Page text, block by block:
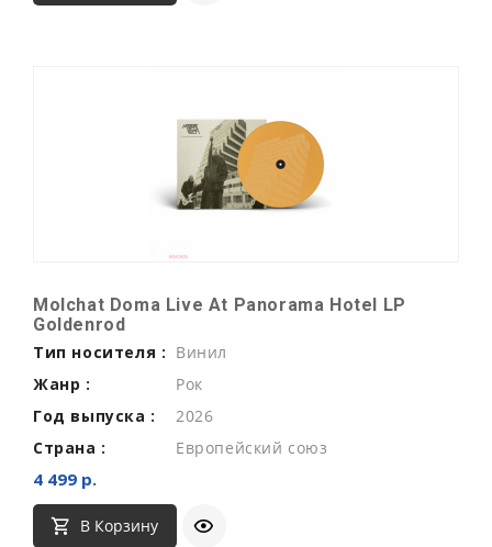
Molchat Doma Live At Panorama Hotel LP
Goldenrod
Тип носителя : Винил
Жанр :
Рок
Год выпуска :
2026
Страна :
Европейский союз
4 499 р.
В Корзину